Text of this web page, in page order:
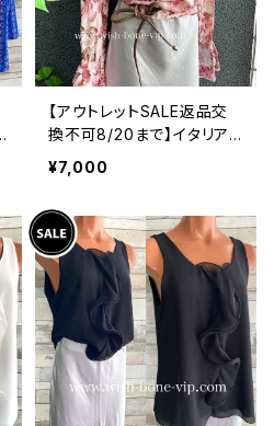
【アウトレットSALE返品交
換不可8/20まで】イタリア
製トップス｜ Made in ITA
LY｜フリル長袖 ロマンテ
プス/ピンク-SALE
¥7,000